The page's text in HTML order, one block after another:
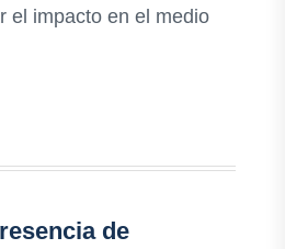
el impacto en el medio
de